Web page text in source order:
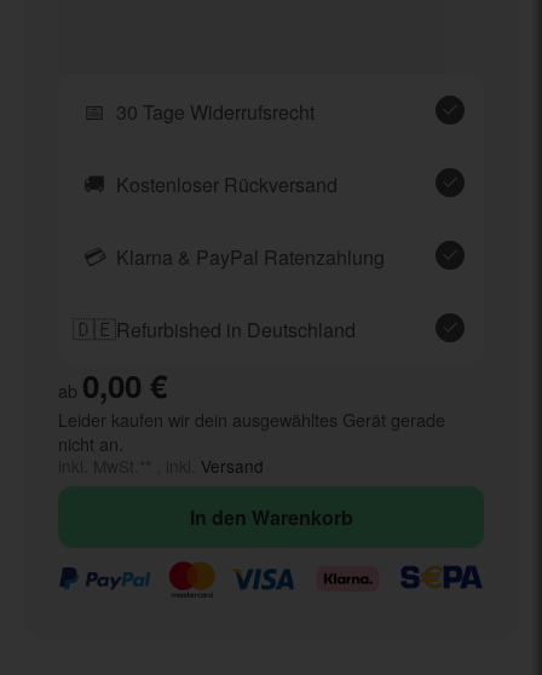
📅 30 Tage Widerrufsrecht
🚚 Kostenloser Rückversand
💳 Klarna & PayPal Ratenzahlung
🇩🇪Refurbished in Deutschland
ab 0,00 €
Leider kaufen wir dein ausgewähltes Gerät gerade
nicht an.
Versand
In den Warenkorb